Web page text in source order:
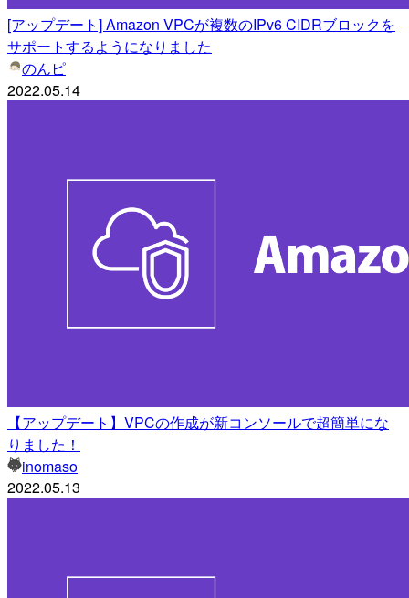
[アップデート] Amazon VPCが複数のIPv6 CIDRブロックを
サポートするようになりました
のんピ
2022.05.14
【アップデート】VPCの作成が新コンソールで超簡単にな
りました！
inomaso
2022.05.13